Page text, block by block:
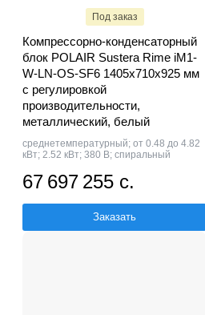
Под заказ
Компрессорно-конденсаторный
блок POLAIR Sustera Rime iM1-
W-LN-OS-SF6 1405x710x925 мм
с регулировкой
производительности,
металлический, белый
среднетемпературный; от 0.48 до 4.82
кВт; 2.52 кВт; 380 В; спиральный
67 697 255 с.
Заказать